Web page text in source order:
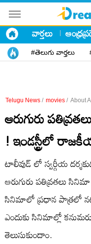
వార్తలు
#తెలుగు వార్తలు
Telugu News / movies / About
ఆరుగురు
! ఇండస్ట్రీలో
టాలీవుడ్ లో స్వర్గీయ
ఆరుగురు పతివ్రతలు
సినిమాలో ప్రధాన పాత్రలో
ఎందుకు సినిమాల్లో
తెలుసుకుందాం.